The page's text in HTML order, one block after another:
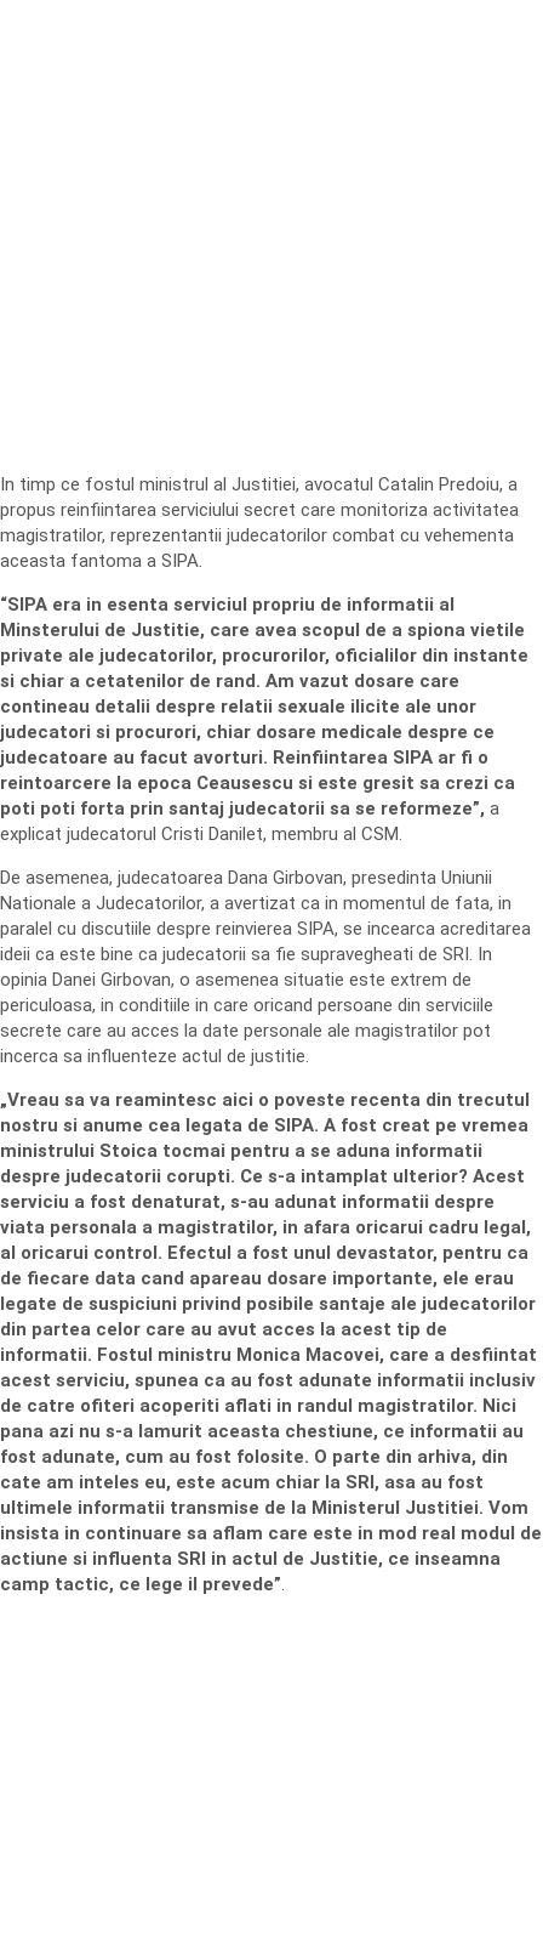
In timp ce fostul ministrul al Justitiei, avocatul Catalin Predoiu, a
propus reinfiintarea serviciului secret care monitoriza activitatea
magistratilor, reprezentantii judecatorilor combat cu vehementa
aceasta fantoma a SIPA.
“SIPA era in esenta serviciul propriu de informatii al
Minsterului de Justitie, care avea scopul de a spiona vietile
private ale judecatorilor, procurorilor, oficialilor din instante
si chiar a cetatenilor de rand. Am vazut dosare care
contineau detalii despre relatii sexuale ilicite ale unor
judecatori si procurori, chiar dosare medicale despre ce
judecatoare au facut avorturi. Reinfiintarea SIPA ar fi o
reintoarcere la epoca Ceausescu si este gresit sa crezi ca
poti poti forta prin santaj judecatorii sa se reformeze”, a
explicat judecatorul Cristi Danilet, membru al CSM.
De asemenea, judecatoarea Dana Girbovan, presedinta Uniunii
Nationale a Judecatorilor, a avertizat ca in momentul de fata, in
paralel cu discutiile despre reinvierea SIPA, se incearca acreditarea
ideii ca este bine ca judecatorii sa fie supravegheati de SRI. In
opinia Danei Girbovan, o asemenea situatie este extrem de
periculoasa, in conditiile in care oricand persoane din serviciile
secrete care au acces la date personale ale magistratilor pot
incerca sa influenteze actul de justitie.
„Vreau sa va reamintesc aici o poveste recenta din trecutul
nostru si anume cea legata de SIPA. A fost creat pe vremea
ministrului Stoica tocmai pentru a se aduna informatii
despre judecatorii corupti. Ce s-a intamplat ulterior? Acest
serviciu a fost denaturat, s-au adunat informatii despre
viata personala a magistratilor, in afara oricarui cadru legal,
al oricarui control. Efectul a fost unul devastator, pentru ca
de fiecare data cand apareau dosare importante, ele erau
legate de suspiciuni privind posibile santaje ale judecatorilor
din partea celor care au avut acces la acest tip de
informatii. Fostul ministru Monica Macovei, care a desfiintat
acest serviciu, spunea ca au fost adunate informatii inclusiv
de catre ofiteri acoperiti aflati in randul magistratilor. Nici
pana azi nu s-a lamurit aceasta chestiune, ce informatii au
fost adunate, cum au fost folosite. O parte din arhiva, din
cate am inteles eu, este acum chiar la SRI, asa au fost
ultimele informatii transmise de la Ministerul Justitiei. Vom
insista in continuare sa aflam care este in mod real modul de
actiune si influenta SRI in actul de Justitie, ce inseamna
camp tactic, ce lege il prevede”.